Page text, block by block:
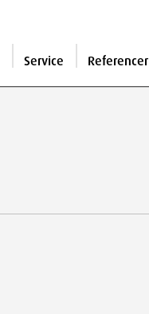
Service Referencer